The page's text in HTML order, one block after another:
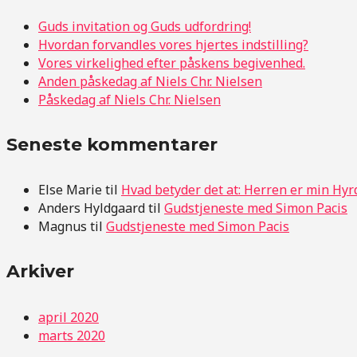
Guds invitation og Guds udfordring!
Hvordan forvandles vores hjertes indstilling?
Vores virkelighed efter påskens begivenhed.
Anden påskedag af Niels Chr. Nielsen
Påskedag af Niels Chr. Nielsen
Seneste kommentarer
Else Marietil Hvad betyder det at: Herren er min
Anders Hyldgaardtil Gudstjeneste med Simon Pacis
Magnus til Gudstjeneste med Simon Pacis
Arkiver
april 2020
marts 2020